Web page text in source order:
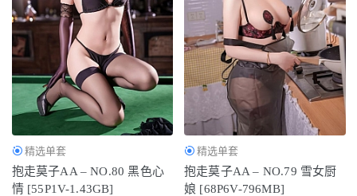
精选单套
抱走莫子AA – NO.80 黑色心
情 [55P1V-1.43GB]
精选单套
抱走莫子AA – NO.79 雪女厨
娘 [68P6V-796MB]